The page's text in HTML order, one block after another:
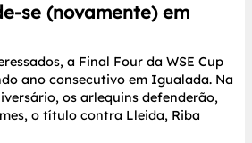
se (novamente) em
a Final Four da WSE Cup
ano consecutivo em Igualada. Na
os arlequins defenderão,
o título contra Lleida, Riba